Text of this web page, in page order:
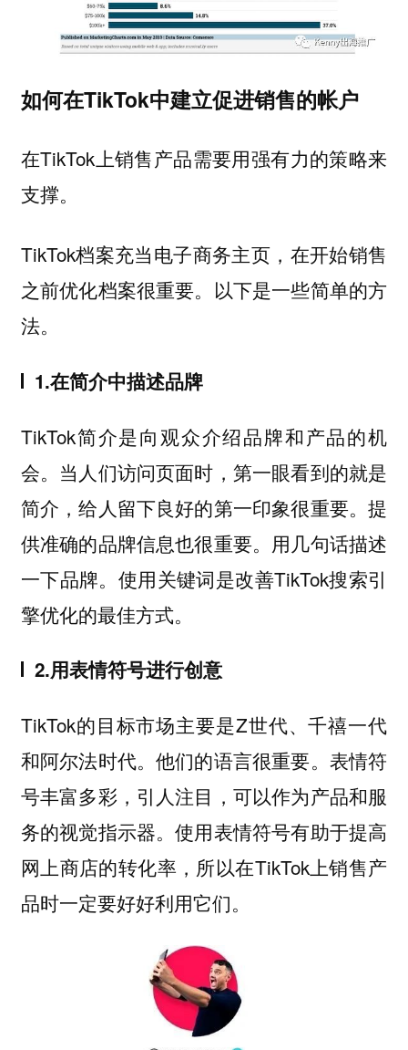
如何在TikTok中建立促进销售的帐户
在TikTok上销售产品需要用强有力的策略来
支撑。
TikTok档案充当电子商务主页，在开始销售
之前优化档案很重要。以下是一些简单的方
法。
1.在简介中描述品牌
TikTok简介是向观众介绍品牌和产品的机
会。当人们访问页面时，第一眼看到的就是
简介，给人留下良好的第一印象很重要。提
供准确的品牌信息也很重要。用几句话描述
一下品牌。使用关键词是改善TikTok搜索引
擎优化的最佳方式。
2.用表情符号进行创意
TikTok的目标市场主要是Z世代、千禧一代
和阿尔法时代。他们的语言很重要。表情符
号丰富多彩，引人注目，可以作为产品和服
务的视觉指示器。使用表情符号有助于提高
网上商店的转化率，所以在TikTok上销售产
品时一定要好好利用它们。